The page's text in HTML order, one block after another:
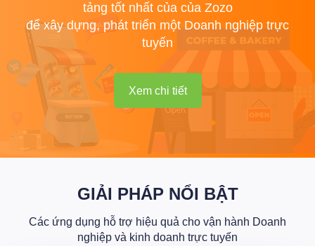
tảng tốt nhất của của Zozo
để xây dựng, phát triển một Doanh nghiệp trực
tuyến
Xem chi tiết
GIẢI PHÁP NỔI BẬT
Các ứng dụng hỗ trợ hiệu quả cho vận hành Doanh
nghiệp và kinh doanh trực tuyến